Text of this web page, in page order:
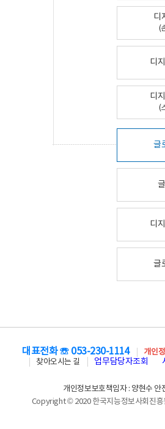
디
(
디
디
(
글
디
글
대표전화 ☏ 053-230-1114 개인
찾아오시는 길
업무담당자조회
개인정보보호책임자 : 양현수 안
Copyright © 2020 한국지능정보사회진